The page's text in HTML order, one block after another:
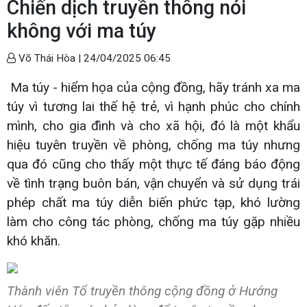
Chiến dịch truyền thông nói
không với ma túy
Võ Thái Hòa | 24/04/2025 06:45
Ma túy - hiểm họa của cộng đồng, hãy tránh xa ma
túy vì tương lai thế hệ trẻ, vì hạnh phúc cho chính
mình, cho gia đình và cho xã hội, đó là một khẩu
hiệu tuyên truyền về phòng, chống ma túy nhưng
qua đó cũng cho thấy một thực tế đáng báo động
về tình trạng buôn bán, vận chuyển và sử dụng trái
phép chất ma túy diễn biến phức tạp, khó lường
làm cho công tác phòng, chống ma túy gặp nhiều
khó khăn.
Thành viên Tổ truyền thông cộng đồng ở Hướng